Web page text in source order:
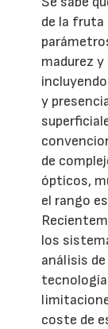
de la fruta
madurez
y
de
ópticos,
el rango
los
análisis
tecnología
coste de